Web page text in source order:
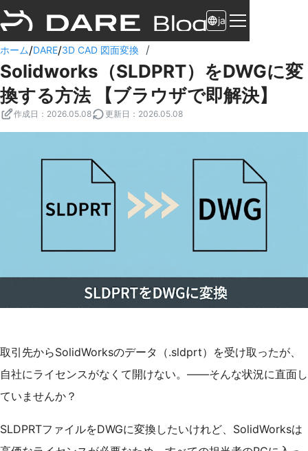
ja
ホーム/DARE/3D CAD 図面変換 /
Solidworks（SLDPRT）をDWGに変
換する方法 【ブラウザで即解決】
作成日 ： 2026.05.08 更新日 ： 2026.05.08
取引先からSolidWorksのデータ（.sldprt）を受け取ったが、
自社にライセンスがなくて開けない。——そんな状況に直面し
ていませんか？
SLDPRTファイルをDWGに変換したいけれど、SolidWorksは